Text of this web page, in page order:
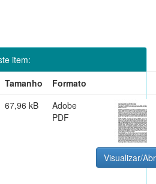
item:
Tamanho
Formato
67,96 kB
Adobe
PDF
Visualizar/